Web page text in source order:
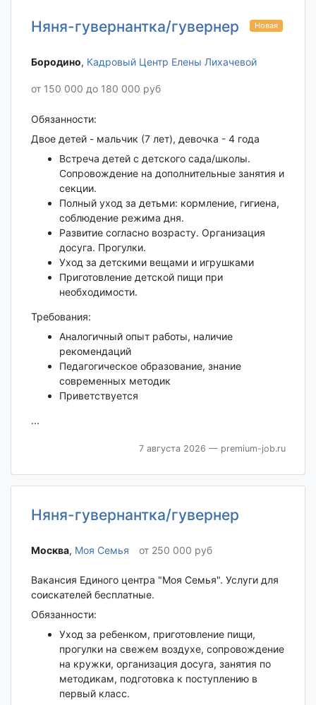
Няня-гувернантка/гувернер Новая
Бородино‎, Кадровый Центр Елены Лихачевой
от 150 000 до 180 000 руб
Обязанности:
Двое детей - мальчик (7 лет), девочка - 4 года
Встреча детей с детского сада/школы.
Сопровождение на дополнительные занятия и
секции.
Полный уход за детьми: кормление, гигиена,
соблюдение режима дня.
Развитие согласно возрасту. Организация
досуга. Прогулки.
Уход за детскими вещами и игрушками
Приготовление детской пищи при
необходимости.
Требования:
Аналогичный опыт работы, наличие
рекомендаций
Педагогическое образование, знание
современных методик
Приветствуется
...
7 августа 2026 — premium-job.ru
Няня-гувернантка/гувернер
Москва‎, Моя Семья от 250 000 руб
Вакансия Единого центра "Моя Семья". Услуги для
соискателей бесплатные.
Обязанности:
Уход за ребенком, приготовление пищи,
прогулки на свежем воздухе, сопровождение
на кружки, организация досуга, занятия по
методикам, подготовка к поступлению в
первый класс.